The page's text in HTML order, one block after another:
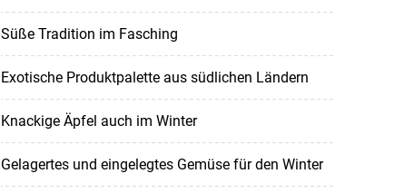
Süße Tradition im Fasching
Exotische Produktpalette aus südlichen Ländern
Knackige Äpfel auch im Winter
Gelagertes und eingelegtes Gemüse für den Winter